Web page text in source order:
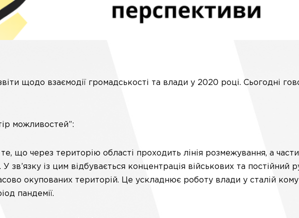
щодо взаємодії громадськості та влади у 2020 році. Сьогодні
можливостей”:
що через територію області проходить лінія розмежування, а
зв’язку із цим відбувається концентрація військових та постійний
окупованих територій. Це ускладнює роботу влади у сталій
пандемії.